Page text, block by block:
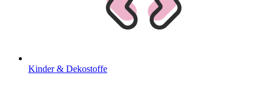
Kinder & Dekostoffe